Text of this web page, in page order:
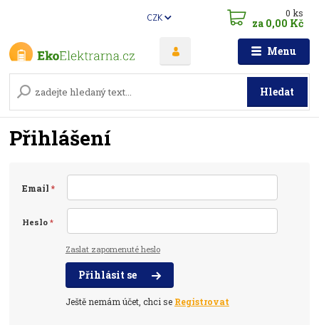
Menu
CZK
Hledat
0ks
za 0,00 Kč
Přihlášení
Email *
Heslo *
Zaslat zapomenuté heslo
Přihlásit se
Ještě nemám účet, chci se Registrovat